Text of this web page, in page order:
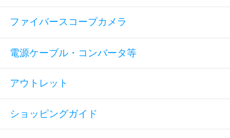
ファイバースコープカメラ
電源ケーブル・コンバータ等
アウトレット
ショッピングガイド